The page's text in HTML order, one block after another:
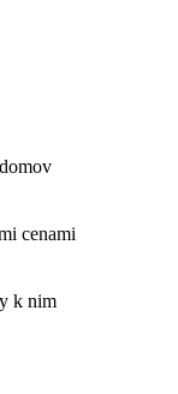
cenami
k nim